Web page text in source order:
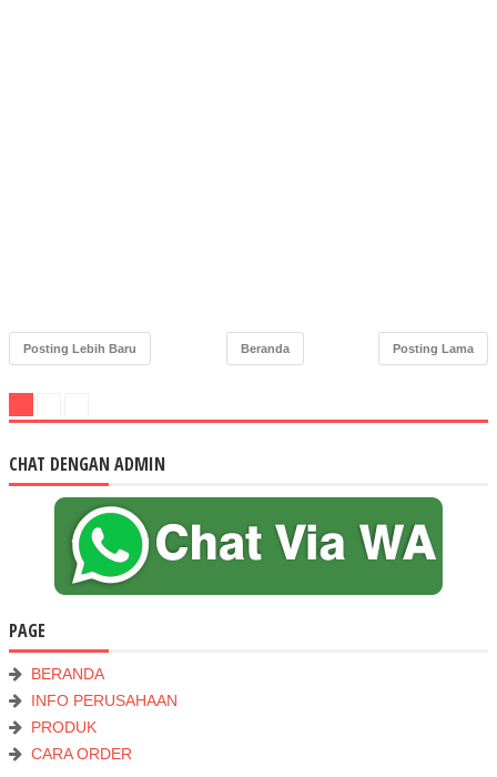
Posting Lebih Baru Posting Lama
Beranda
CHAT DENGAN ADMIN
PAGE
BERANDA
INFO PERUSAHAAN
PRODUK
CARA ORDER